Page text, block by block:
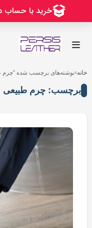
محتوا
خانه نوشته‌های برچسب شده “چرم
برچسب: چرم طبیعی